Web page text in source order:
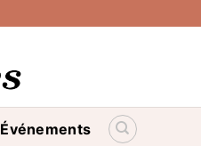
Événements